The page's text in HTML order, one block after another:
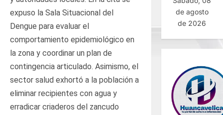
expuso la Sala Situacional del
Dengue para evaluar el
comportamiento epidemiológico en
la zona y coordinar un plan de
contingencia articulado. Asimismo, el
sector salud exhortó a la población a
eliminar recipientes con agua y
erradicar criaderos del zancudo
de agosto
de 2026